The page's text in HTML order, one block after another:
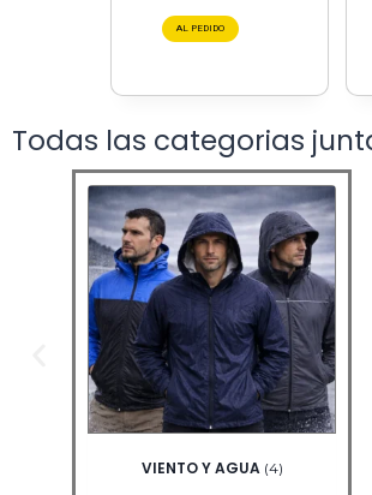
AL PEDIDO
Todas las categorias
GUANTES TEJIDOS(30)